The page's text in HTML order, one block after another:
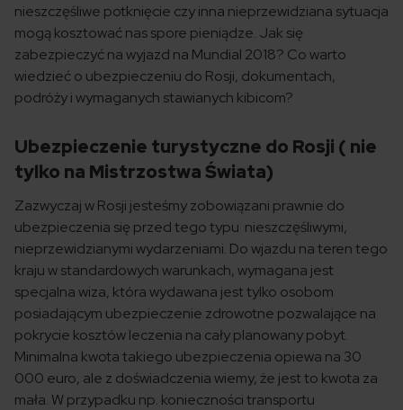
nieszczęśliwe potknięcie czy inna nieprzewidziana sytuacja
mogą kosztować nas spore pieniądze. Jak się
zabezpieczyć na wyjazd na Mundial 2018? Co warto
wiedzieć o ubezpieczeniu do Rosji, dokumentach,
podróży i wymaganych stawianych kibicom?
Ubezpieczenie turystyczne do Rosji ( nie
tylko na Mistrzostwa Świata)
Zazwyczaj w Rosji jesteśmy zobowiązani prawnie do
ubezpieczenia się przed tego typu nieszczęśliwymi,
nieprzewidzianymi wydarzeniami. Do wjazdu na teren tego
kraju w standardowych warunkach, wymagana jest
specjalna wiza, która wydawana jest tylko osobom
posiadającym ubezpieczenie zdrowotne pozwalające na
pokrycie kosztów leczenia na cały planowany pobyt.
Minimalna kwota takiego ubezpieczenia opiewa na 30
000 euro, ale z doświadczenia wiemy, że jest to kwota za
mała. W przypadku np. konieczności transportu